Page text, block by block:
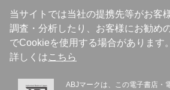
当サイトでは当社の提携先等がお客
調査・分析したり、お客様にお勧め
でCookieを使用する場合があります。
詳しくはこちら
ABJマークは、この電子書店・